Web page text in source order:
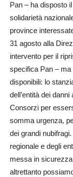
Pan – ha disposto
solidarietà
province
31 agos­to alla
intervento per il
specifica Pan – ma
disponibili: lo
dell’entità dei
Consorzi per
somma ur­genza,
dei grandi
regionale e degli
mes­sa in
altrettanto